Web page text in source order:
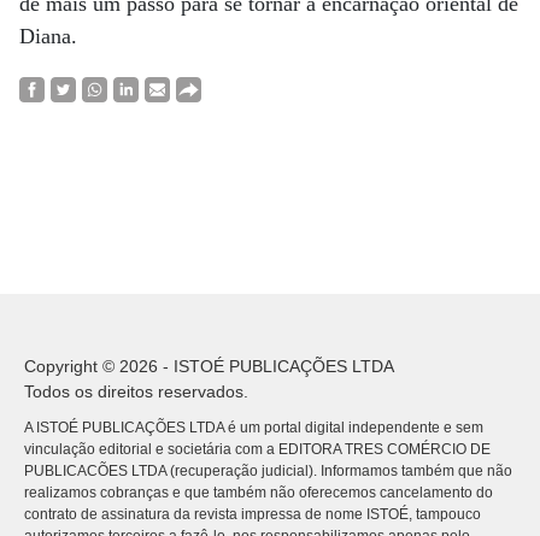
Diana.
Copyright © 2026 - ISTOÉ PUBLICAÇÕES LTDA
Todos os direitos reservados.
A ISTOÉ PUBLICAÇÕES LTDA é um portal digital independente e sem
vinculação editorial e societária com a EDITORA TRES COMÉRCIO DE
PUBLICACÕES LTDA (recuperação judicial). Informamos também que não
realizamos cobranças e que também não oferecemos cancelamento do
contrato de assinatura da revista impressa de nome ISTOÉ, tampouco